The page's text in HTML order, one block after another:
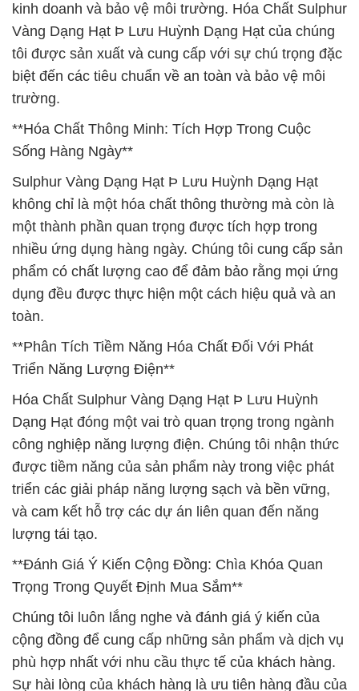
kinh doanh và bảo vệ môi trường. Hóa Chất Sulphur
Vàng Dạng Hạt Þ Lưu Huỳnh Dạng Hạt của chúng
tôi được sản xuất và cung cấp với sự chú trọng đặc
biệt đến các tiêu chuẩn về an toàn và bảo vệ môi
trường.
**Hóa Chất Thông Minh: Tích Hợp Trong Cuộc
Sống Hàng Ngày**
Sulphur Vàng Dạng Hạt Þ Lưu Huỳnh Dạng Hạt
không chỉ là một hóa chất thông thường mà còn là
một thành phần quan trọng được tích hợp trong
nhiều ứng dụng hàng ngày. Chúng tôi cung cấp sản
phẩm có chất lượng cao để đảm bảo rằng mọi ứng
dụng đều được thực hiện một cách hiệu quả và an
toàn.
**Phân Tích Tiềm Năng Hóa Chất Đối Với Phát
Triển Năng Lượng Điện**
Hóa Chất Sulphur Vàng Dạng Hạt Þ Lưu Huỳnh
Dạng Hạt đóng một vai trò quan trọng trong ngành
công nghiệp năng lượng điện. Chúng tôi nhận thức
được tiềm năng của sản phẩm này trong việc phát
triển các giải pháp năng lượng sạch và bền vững,
và cam kết hỗ trợ các dự án liên quan đến năng
lượng tái tạo.
**Đánh Giá Ý Kiến Cộng Đồng: Chìa Khóa Quan
Trọng Trong Quyết Định Mua Sắm**
Chúng tôi luôn lắng nghe và đánh giá ý kiến của
cộng đồng để cung cấp những sản phẩm và dịch vụ
phù hợp nhất với nhu cầu thực tế của khách hàng.
Sự hài lòng của khách hàng là ưu tiên hàng đầu của